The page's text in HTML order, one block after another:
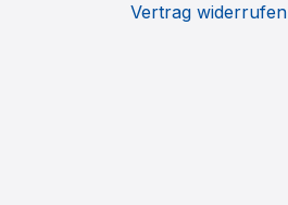
Vertrag widerrufen